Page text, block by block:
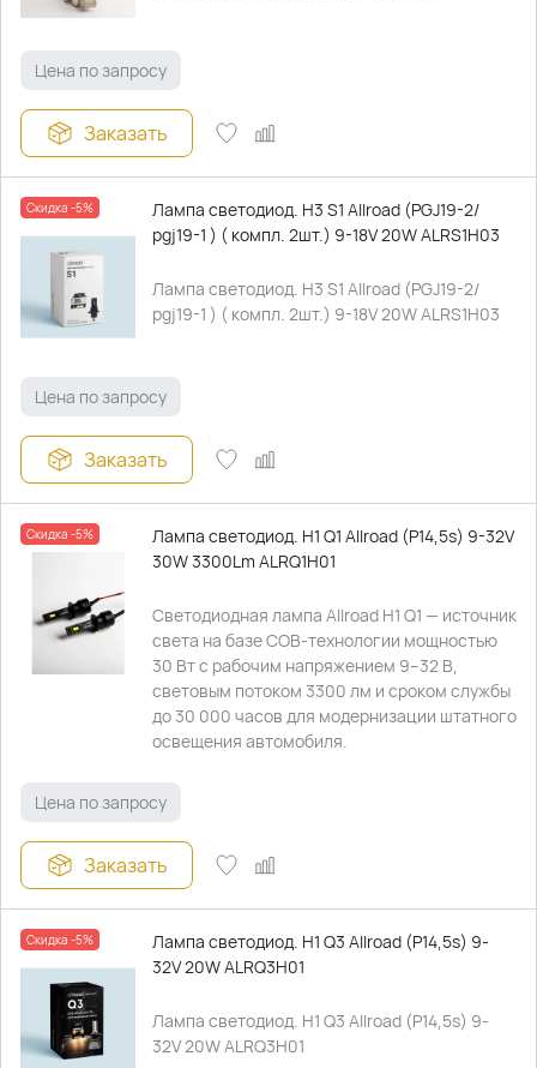
Цена по запросу
Заказать
Скидка -5%
Лампа светодиод. H3 S1 Allroad (PGJ19-2/
pgj19-1 ) ( компл. 2шт.) 9-18V 20W ALRS1H03
Лампа светодиод. H3 S1 Allroad (PGJ19-2/
pgj19-1 ) ( компл. 2шт.) 9-18V 20W ALRS1H03
Цена по запросу
Заказать
Скидка -5%
Лампа светодиод. H1 Q1 Allroad (P14,5s) 9-32V
30W 3300Lm ALRQ1H01
Светодиодная лампа Allroad H1 Q1 — источник
света на базе COB-технологии мощностью
30 Вт с рабочим напряжением 9–32 В,
световым потоком 3300 лм и сроком службы
до 30 000 часов для модернизации штатного
освещения автомобиля.
Цена по запросу
Заказать
Скидка -5%
Лампа светодиод. H1 Q3 Allroad (P14,5s) 9-
32V 20W ALRQ3H01
Лампа светодиод. H1 Q3 Allroad (P14,5s) 9-
32V 20W ALRQ3H01